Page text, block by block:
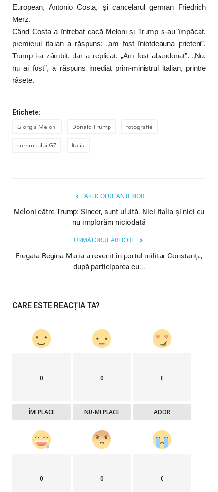
European, Antonio Costa, și cancelarul german Friedrich
Merz.
Când Costa a întrebat dacă Meloni și Trump s-au împăcat,
premierul italian a răspuns: „am fost întotdeauna prieteni”.
Trump i-a zâmbit, dar a replicat: „Am fost abandonat”. „Nu,
nu ai fost”, a răspuns imediat prim-ministrul italian, printre
râsete.
Etichete:
Giorgia Meloni Donald Trump fotografie
summitului G7 Italia
ARTICOLUL ANTERIOR
Meloni către Trump: Sincer, sunt uluită. Nici Italia și nici eu
nu implorăm niciodată
URMĂTORUL ARTICOL
Fregata Regina Maria a revenit în portul militar Constanța,
după participarea cu...
CARE ESTE REACȚIA TA?
0
ÎMI PLACE
0
NU-MI PLACE
0
ADOR
0 0 0